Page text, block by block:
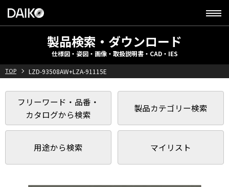
製品検索・ダウンロード
仕様図・姿図・画像・取扱説明書・CAD・IES
TOP LZD-93508AW+LZA-91115E
フリーワード・品番・
カタログから検索
製品カテゴリー検索
用途から検索 マイリスト